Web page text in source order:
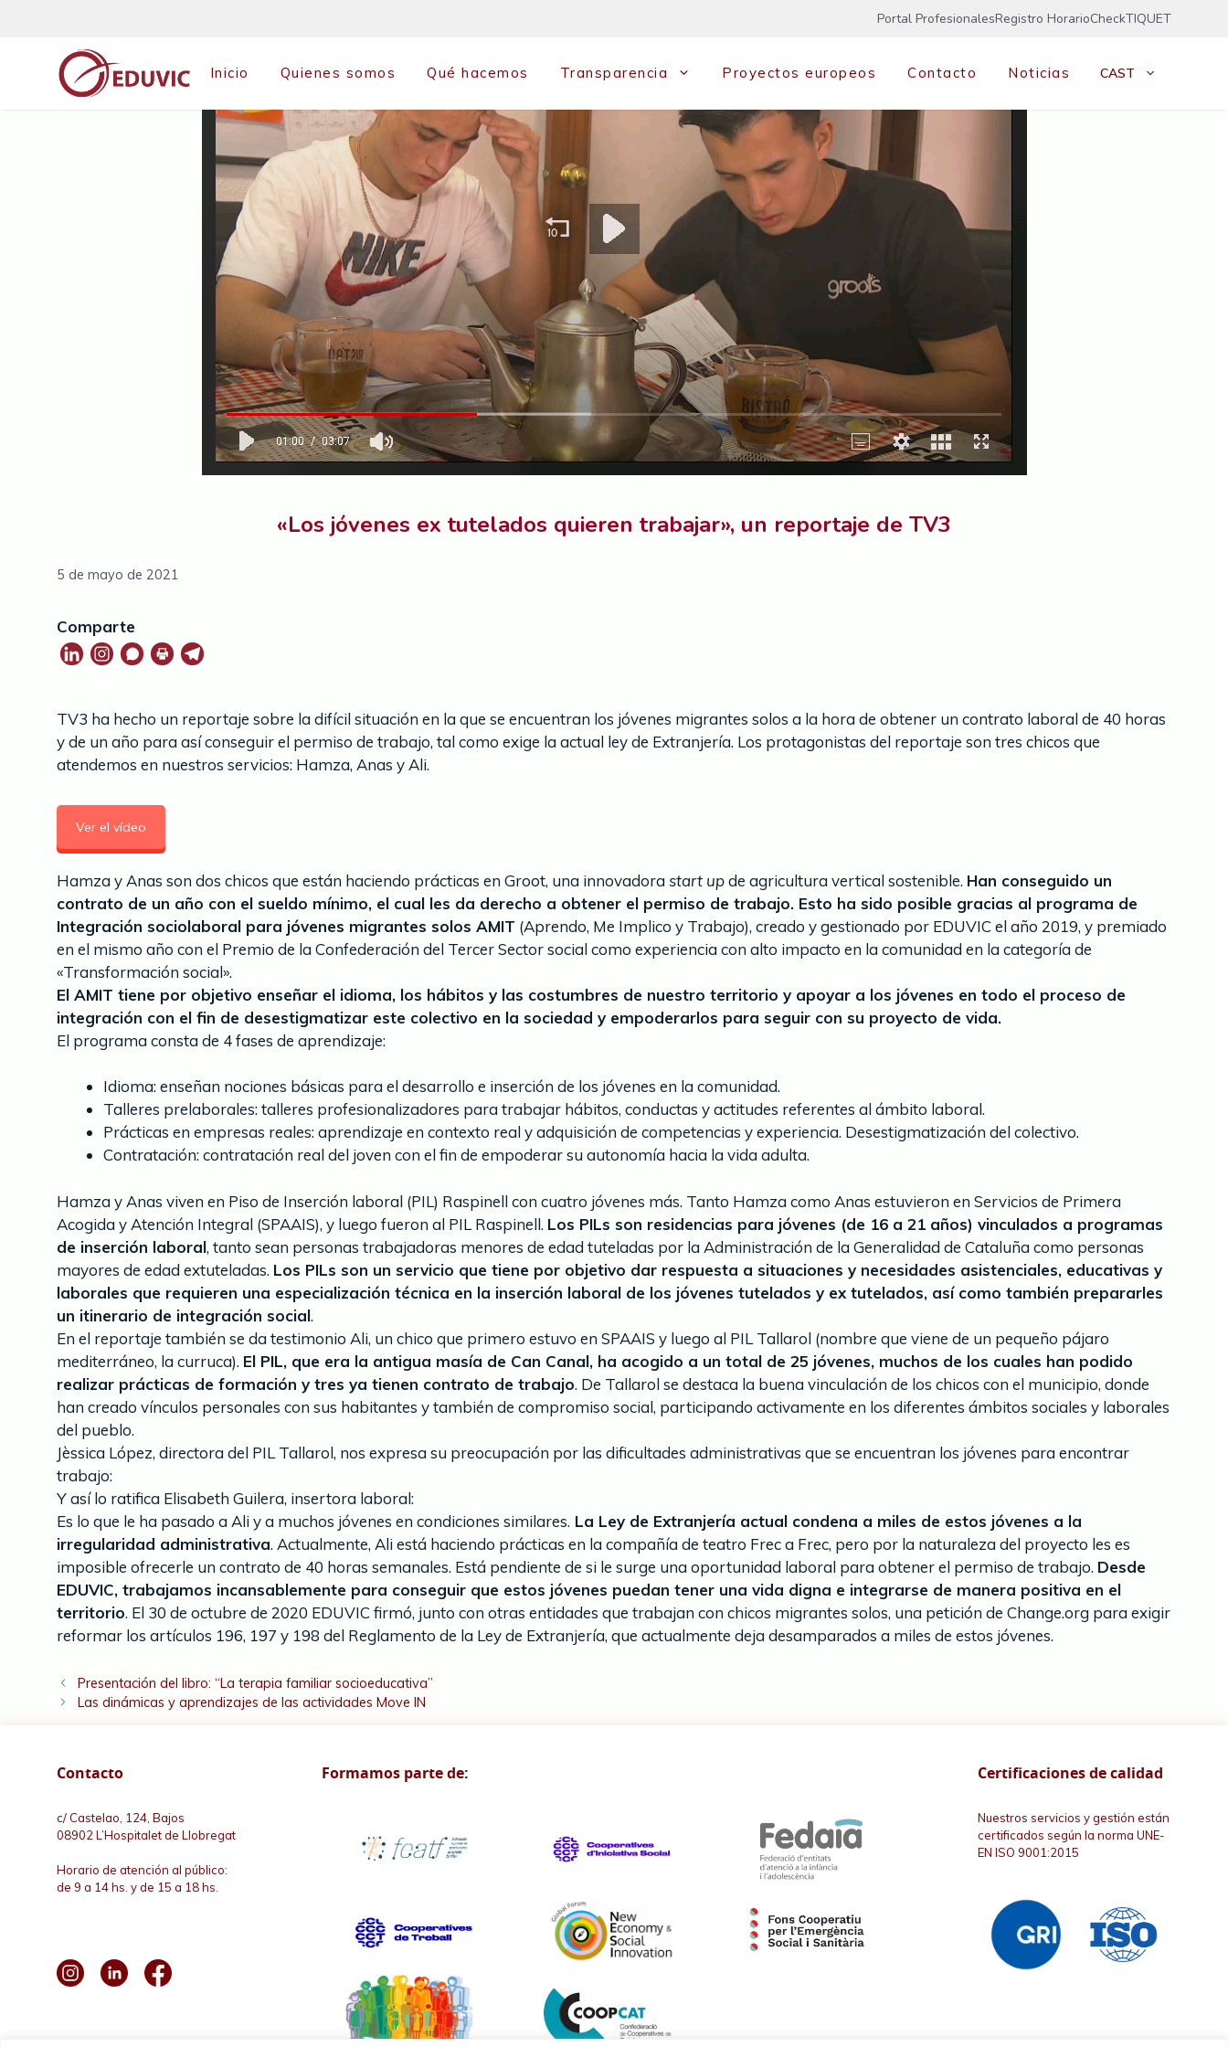
contenido
Portal ProfesionalesRegistro HorarioCheckTIQUET
Inicio Quienes somos Qué hacemos Transparencia Proyectos europeos Contacto Noticias CAST
«Los jóvenes ex tutelados quieren trabajar», un reportaje de TV3
5 de mayo de 2021
Comparte
TV3 ha hecho un reportaje sobre la difícil situación en la que se encuentran los jóvenes migrantes solos a la hora de obtener un contrato laboral de 40 horas
y de un año para así conseguir el permiso de trabajo, tal como exige la actual ley de Extranjería. Los protagonistas del reportaje son tres chicos que
atendemos en nuestros servicios: Hamza, Anas y Ali.
Ver el vídeo
Hamza y Anas son dos chicos que están haciendo prácticas en Groot, una innovadora start upde agricultura vertical sostenible. Han conseguido un
contrato de un año con el sueldo mínimo, el cual les da derecho a obtener el permiso de trabajo. Esto ha sido posible gracias al programa de
Integración sociolaboral para jóvenes migrantes solos AMIT (Aprendo, Me Implico y Trabajo), creado y gestionado por EDUVIC el año 2019, y premiado
en el mismo año con el Premio de la Confederación del Tercer Sector social como experiencia con alto impacto en la comunidad en la categoría de
«Transformación social».
El AMIT tiene por objetivo enseñar el idioma, los hábitos y las costumbres de nuestro territorio y apoyar a los jóvenes en todo el proceso de
integración con el fin de desestigmatizar este colectivo en la sociedad y empoderarlos para seguir con su proyecto de vida.
El programa consta de 4 fases de aprendizaje:
Idioma: enseñan nociones básicas para el desarrollo e inserción de los jóvenes en la comunidad.
Talleres prelaborales: talleres profesionalizadores para trabajar hábitos, conductas y actitudes referentes al ámbito laboral.
Prácticas en empresas reales: aprendizaje en contexto real y adquisición de competencias y experiencia. Desestigmatización del colectivo.
Contratación: contratación real del joven con el fin de empoderar su autonomía hacia la vida adulta.
Hamza y Anas viven en Piso de Inserción laboral (PIL) Raspinell con cuatro jóvenes más. Tanto Hamza como Anas estuvieron en Servicios de Primera
Acogida y Atención Integral (SPAAIS), y luego fueron al PIL Raspinell. Los PILs son residencias para jóvenes (de 16 a 21 años) vinculados a programas
de inserción laboral, tanto sean personas trabajadoras menores de edad tuteladas por la Administración de la Generalidad de Cataluña como personas
mayores de edad extuteladas. Los PILs son un servicio que tiene por objetivo dar respuesta a situaciones y necesidades asistenciales, educativas y
laborales que requieren una especialización técnica en la inserción laboral de los jóvenes tutelados y ex tutelados, así como también prepararles
un itinerario de integración social.
En el reportaje también se da testimonio Ali, un chico que primero estuvo en SPAAIS y luego al PIL Tallarol (nombre que viene de un pequeño pájaro
mediterráneo, la curruca). El PIL, que era la antigua masía de Can Canal, ha acogido a un total de 25 jóvenes, muchos de los cuales han podido
realizar prácticas de formación y tres ya tienen contrato de trabajo. De Tallarol se destaca la buena vinculación de los chicos con el municipio, donde
han creado vínculos personales con sus habitantes y también de compromiso social, participando activamente en los diferentes ámbitos sociales y laborales
del pueblo.
Jèssica López, directora del PIL Tallarol, nos expresa su preocupación por las dificultades administrativas que se encuentran los jóvenes para encontrar
trabajo:
Y así lo ratifica Elisabeth Guilera, insertora laboral:
Es lo que le ha pasado a Ali y a muchos jóvenes en condiciones similares. La Ley de Extranjería actual condena a miles de estos jóvenes a la
irregularidad administrativa. Actualmente, Ali está haciendo prácticas en la compañía de teatro Frec a Frec, pero por la naturaleza del proyecto les es
imposible ofrecerle un contrato de 40 horas semanales. Está pendiente de si le surge una oportunidad laboral para obtener el permiso de trabajo. Desde
EDUVIC, trabajamos incansablemente para conseguir que estos jóvenes puedan tener una vida digna e integrarse de manera positiva en el
territorio. El 30 de octubre de 2020 EDUVIC firmó, junto con otras entidades que trabajan con chicos migrantes solos, una petición de Change.org para exigir
reformar los artículos 196, 197 y 198 del Reglamento de la Ley de Extranjería, que actualmente deja desamparados a miles de estos jóvenes.
Presentación del libro: “La terapia familiar socioeducativa”
Las dinámicas y aprendizajes de las actividades Move IN
Contacto
c/ Castelao, 124, Bajos
08902 L’Hospitalet de Llobregat
Horario de atención al público:
de 9 a 14 hs. y de 15 a 18 hs.
Formamos parte de: Certificaciones de calidad
Nuestros servicios y gestión están
certificados según la norma UNE-
EN ISO 9001:2015